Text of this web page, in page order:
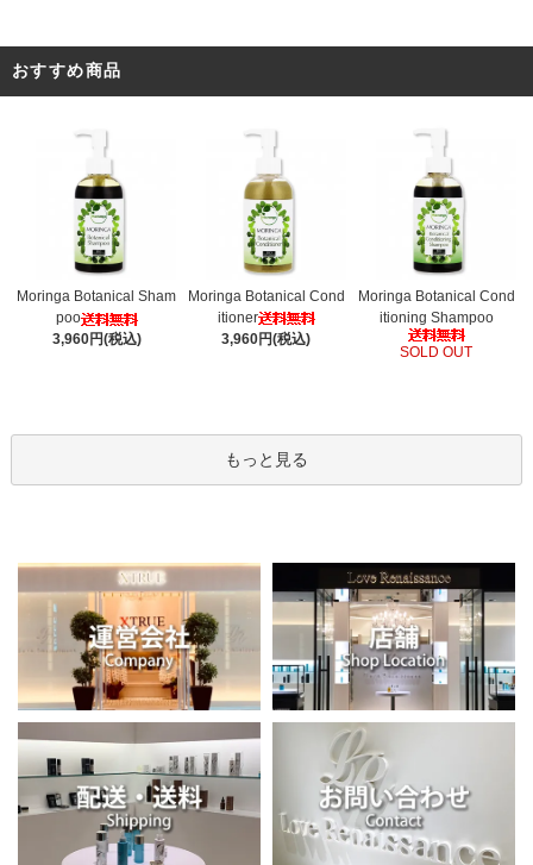
おすすめ商品
Moringa Botanical Sham
poo
3,960円(税込)
Moringa Botanical Cond
itioner
3,960円(税込)
Moringa Botanical Cond
itioning Shampoo
SOLD OUT
もっと見る